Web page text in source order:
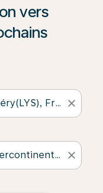
vers
close
close